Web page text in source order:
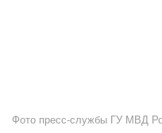
Фото пресс-службы ГУ МВД